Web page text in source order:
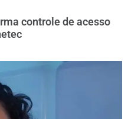
controle de acesso